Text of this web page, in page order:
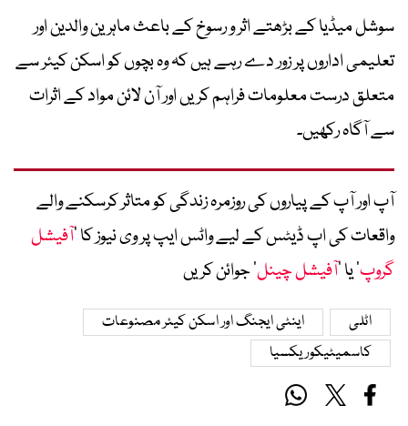
سوشل میڈیا کے بڑھتے اثر و رسوخ کے باعث ماہرین والدین اور
تعلیمی اداروں پر زور دے رہے ہیں کہ وہ بچوں کو اسکن کیئر سے
متعلق درست معلومات فراہم کریں اور آن لائن مواد کے اثرات
سے آگاہ رکھیں۔
آپ اور آپ کے پیاروں کی روزمرہ زندگی کو متاثر کرسکنے والے
واقعات کی اپ ڈیٹس کے لیے واٹس ایپ پر وی نیوز کا ’آفیشل
گروپ‘ یا ’آفیشل چینل‘ جوائن کریں
اٹلی
اینٹی ایجنگ اور اسکن کیئر مصنوعات
کاسمیٹیکوریکسیا